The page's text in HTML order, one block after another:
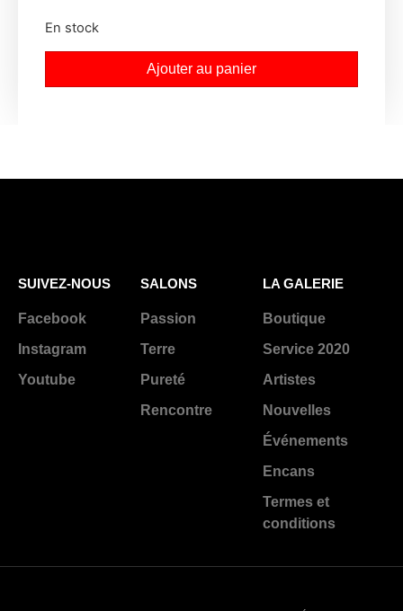
En stock
Ajouter au panier
SUIVEZ-NOUS
Facebook
Instagram
Youtube
SALONS
Passion
Terre
Pureté
Rencontre
LA GALERIE
Boutique
Service 2020
Artistes
Nouvelles
Événements
Encans
Termes et
conditions